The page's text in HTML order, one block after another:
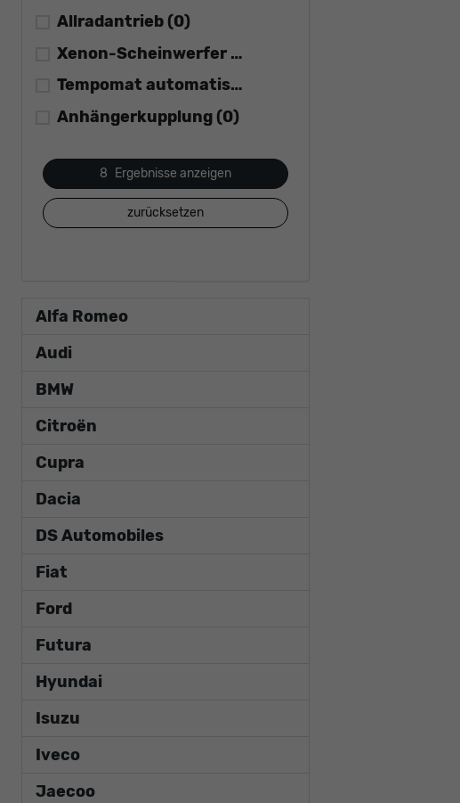
Allradantrieb (0)
Xenon-Scheinwerfer (0)
Tempomat automatisch (ACC)
Anhängerkupplung (0)
8 Ergebnisse anzeigen
zurücksetzen
Alfa Romeo
Audi
BMW
Citroën
Cupra
Dacia
DS Automobiles
Fiat
Ford
Futura
Hyundai
Isuzu
Iveco
Jaecoo